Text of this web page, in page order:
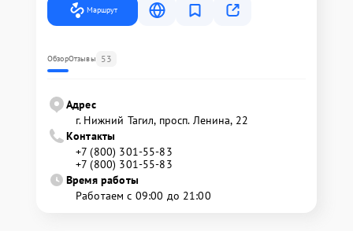
Маршрут
ОбзорОтзывы 53
Адрес
г. Нижний Тагил, просп. Ленина, 22
Контакты
+7 (800) 301-55-83
+7 (800) 301-55-83
Время работы
Работаем с 09:00 до 21:00